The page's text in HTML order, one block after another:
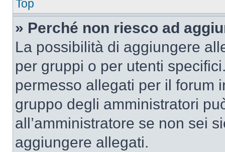
Top
» Perché non riesco ad
La possibilità di aggiungere
per gruppi o per utenti
permesso allegati per il forum
gruppo degli amministratori
all’amministratore se non sei
aggiungere allegati.